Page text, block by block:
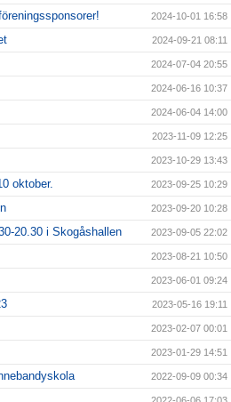
2024-10-01 16:58
2024-09-21 08:11
2024-07-04 20:55
2024-06-16 10:37
2024-06-04 14:00
2023-11-09 12:25
2023-10-29 13:43
oktober. 2023-09-25 10:29
2023-09-20 10:28
20.30 i Skogåshallen 2023-09-05 22:02
2023-08-21 10:50
2023-06-01 09:24
2023-05-16 19:11
2023-02-07 00:01
2023-01-29 14:51
2022-09-09 00:34